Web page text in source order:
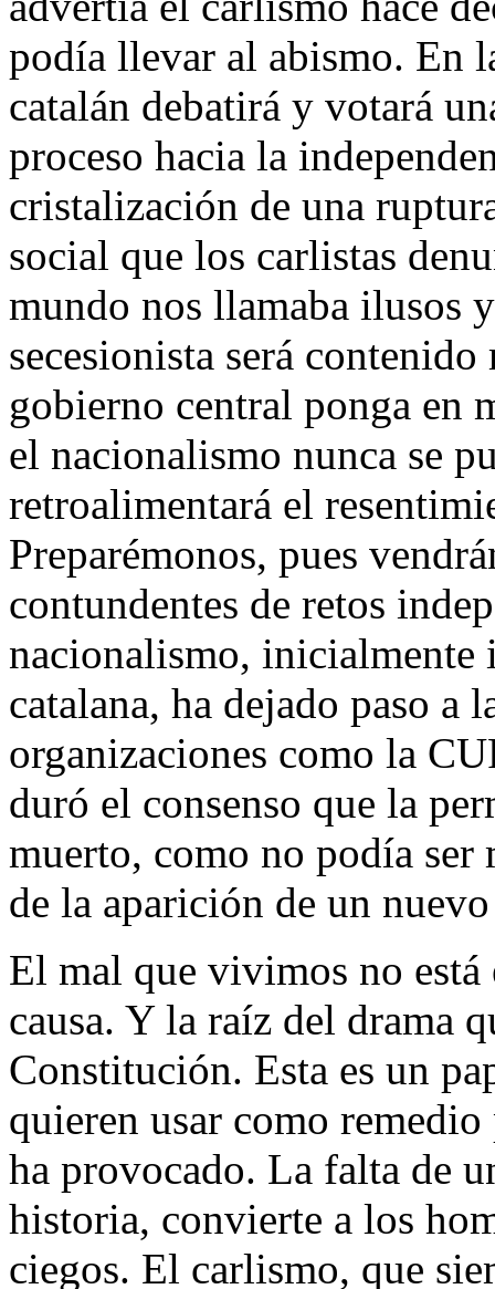
podía llevar al abismo. En
catalán debatirá y votará
proceso hacia la
cristalización de una
social que los carlistas
mundo nos llamaba ilusos
secesionista será
gobierno central ponga en
el nacionalismo nunca se
retroalimentará el
Preparémonos, pues
contundentes de retos
nacionalismo, inicialmente
catalana, ha dejado paso a
organizaciones como la
duró el consenso que la
muerto, como no podía ser
de la aparición de un
El mal que vivimos no está
causa. Y la raíz del drama
Constitución. Esta es un
quieren usar como
ha provocado. La falta de
historia, convierte a los
ciegos. El carlismo, que